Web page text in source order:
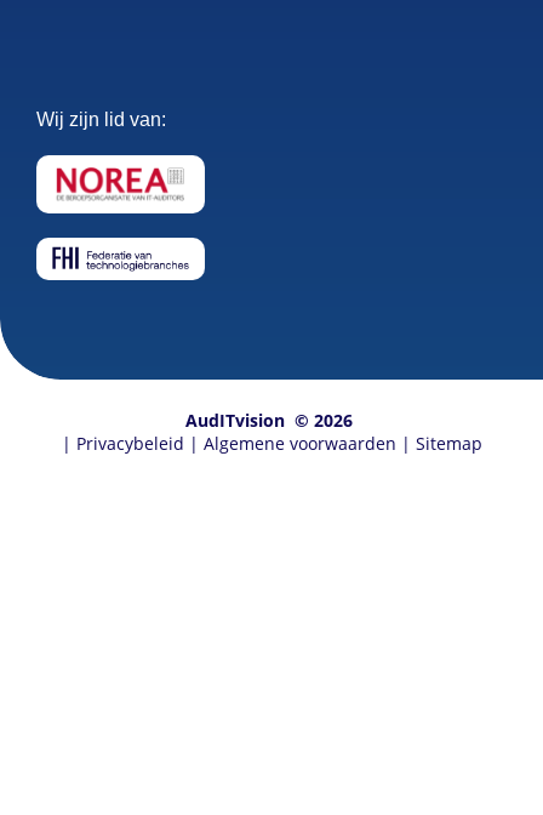
Wij zijn lid van:
AudITvision © 2026
| Privacybeleid | Algemene voorwaarden | Sitemap